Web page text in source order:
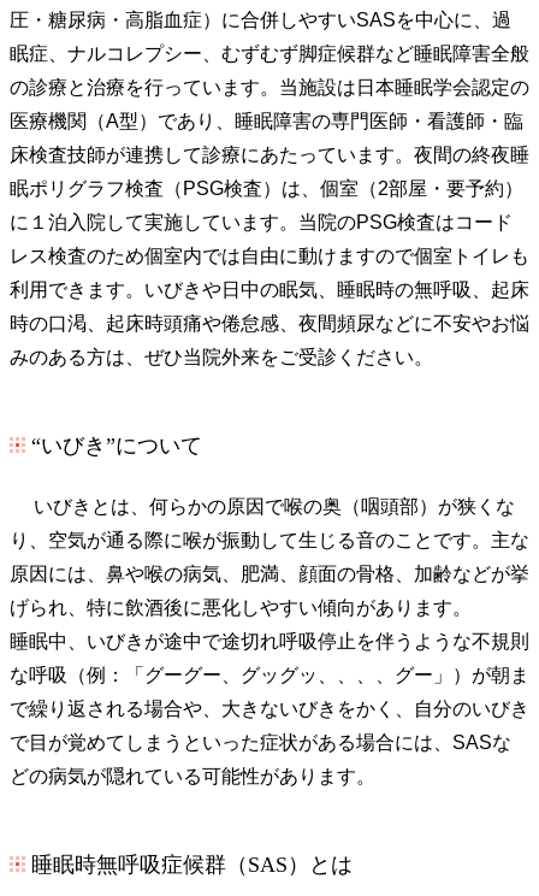
圧・糖尿病・高脂血症）に合併しやすいSASを中心に、過
眠症、ナルコレプシー、むずむず脚症候群など睡眠障害全般
の診療と治療を行っています。当施設は日本睡眠学会認定の
医療機関（A型）であり、睡眠障害の専門医師・看護師・臨
床検査技師が連携して診療にあたっています。夜間の終夜睡
眠ポリグラフ検査（PSG検査）は、個室（2部屋・要予約）
に１泊入院して実施しています。当院のPSG検査はコード
レス検査のため個室内では自由に動けますので個室トイレも
利用できます。いびきや日中の眠気、睡眠時の無呼吸、起床
時の口渇、起床時頭痛や倦怠感、夜間頻尿などに不安やお悩
みのある方は、ぜひ当院外来をご受診ください。
“いびき”について
いびきとは、何らかの原因で喉の奥（咽頭部）が狭くな
り、空気が通る際に喉が振動して生じる音のことです。主な
原因には、鼻や喉の病気、肥満、顔面の骨格、加齢などが挙
げられ、特に飲酒後に悪化しやすい傾向があります。
睡眠中、いびきが途中で途切れ呼吸停止を伴うような不規則
な呼吸（例：「グーグー、グッグッ、、、、グー」）が朝ま
で繰り返される場合や、大きないびきをかく、自分のいびき
で目が覚めてしまうといった症状がある場合には、SASな
どの病気が隠れている可能性があります。
睡眠時無呼吸症候群（SAS）とは